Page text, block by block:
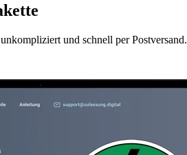
und schnell per Postversand.